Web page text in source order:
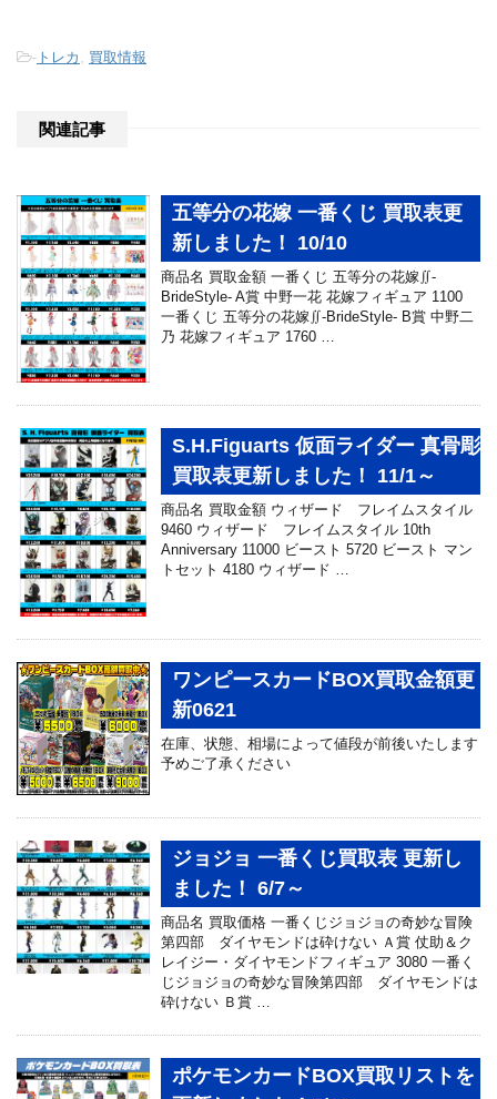
- トレカ 買取情報
関連記事
五等分の花嫁 一番くじ 買取表更
新しました！ 10/10
商品名 買取金額 一番くじ 五等分の花嫁∬-
BrideStyle- A賞 中野一花 花嫁フィギュア 1100
一番くじ 五等分の花嫁∬-BrideStyle- B賞 中野二
乃 花嫁フィギュア 1760 …
S.H.Figuarts 仮面ライダー 真骨彫
買取表更新しました！ 11/1～
商品名 買取金額 ウィザード フレイムスタイル
9460 ウィザード フレイムスタイル 10th
Anniversary 11000 ビースト 5720 ビースト マン
トセット 4180 ウィザード …
ワンピースカードBOX買取金額更
新0621
在庫、状態、相場によって値段が前後いたします
予めご了承ください
ジョジョ 一番くじ買取表 更新し
ました！ 6/7～
商品名 買取価格 一番くじジョジョの奇妙な冒険
第四部 ダイヤモンドは砕けない Ａ賞 仗助＆ク
レイジー・ダイヤモンドフィギュア 3080 一番く
じジョジョの奇妙な冒険第四部 ダイヤモンドは
砕けない Ｂ賞 …
ポケモンカードBOX買取リストを